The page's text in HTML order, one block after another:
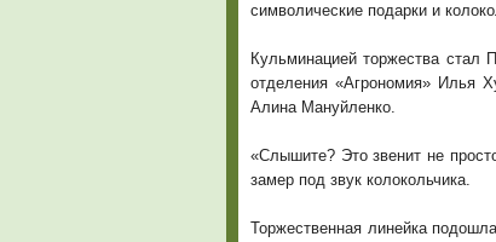
символические подарки и
Кульминацией торжества стал
отделения «Агрономия» Илья
Алина Мануйленко.
«Слышите? Это звенит не
замер под звук колокольчика.
Торжественная линейка